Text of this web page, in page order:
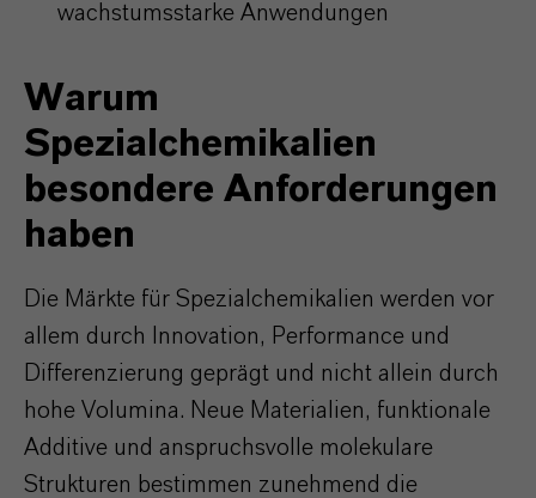
wachstumsstarke Anwendungen
Warum
Spezialchemikalien
besondere Anforderungen
haben
Die Märkte für Spezialchemikalien werden vor
allem durch Innovation, Performance und
Differenzierung geprägt und nicht allein durch
hohe Volumina. Neue Materialien, funktionale
Additive und anspruchsvolle molekulare
Strukturen bestimmen zunehmend die